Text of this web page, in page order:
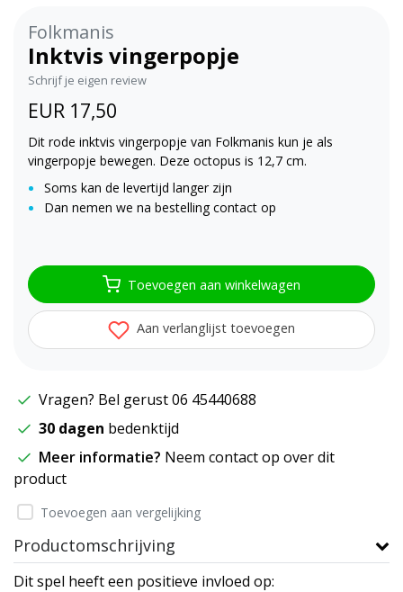
Folkmanis
Inktvis vingerpopje
Schrijf je eigen review
EUR 17,50
Dit rode inktvis vingerpopje van Folkmanis kun je als
vingerpopje bewegen. Deze octopus is 12,7 cm.
Soms kan de levertijd langer zijn
Dan nemen we na bestelling contact op
Toevoegen aan winkelwagen
Aan verlanglijst toevoegen
Vragen? Bel gerust 06 45440688
30 dagen bedenktijd
Meer informatie? Neem contact op over dit
product
Toevoegen aan vergelijking
Productomschrijving
Dit spel heeft een positieve invloed op: